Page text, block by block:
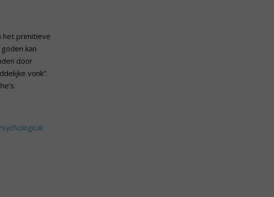
het primitieve
kan
door
vonk”.